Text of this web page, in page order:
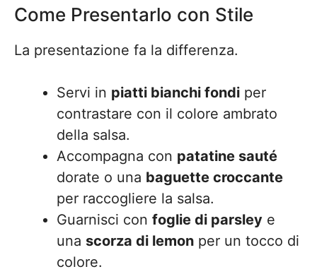
Come Presentarlo con Stile
La presentazione fa la differenza.
Servi in piatti bianchi fondi per
contrastare con il colore ambrato
della salsa.
Accompagna con patatine sauté
dorate o una baguette croccante
per raccogliere la salsa.
Guarnisci con foglie di parsley e
una scorza di lemon per un tocco di
colore.